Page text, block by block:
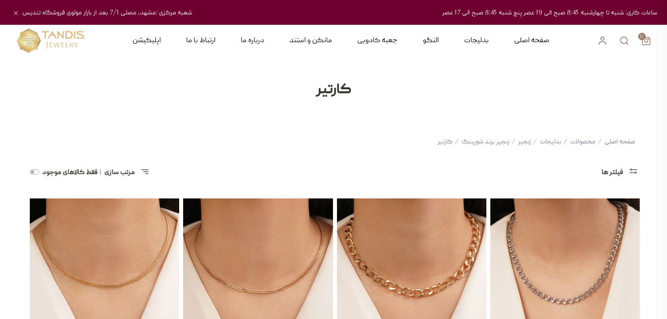
ساعات کاری: شنبه تا چهارشنبه 8:45 صبح الی 19 عصر پنچ شنبه 8:45 صبح الی 17 عصر شعبه مرکزی :مشهد، مصلی 7/1 بعد از بازار مولوی فروشگاه تندیس
0
صفحه اصلی بدلیجات النگو جعبه کادویی مانکن و استند درباره ما ارتباط با ما اپلیکیشن
کارتیر
صفحه اصلی / محصولات / بدلیجات / زنجیر / زنجیر برند شوپینگ / کارتیر
فیلتر ها مرتب سازی فقط کالاهای موجود
دسته
بندی
جنسیت
زنانه
مردانه
بچه گانه
طلایی